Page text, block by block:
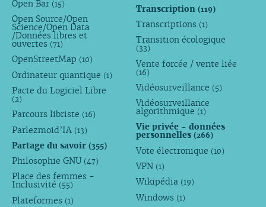
Open Bar (15)
Open Source/Open
Science/Open Data
/Données libres et
ouvertes (71)
OpenStreetMap (10)
Ordinateur quantique (1)
Pacte du Logiciel Libre
(2)
Parcours libriste (16)
Parlezmoid’IA (13)
Partage du savoir (355)
Philosophie GNU (47)
Place des femmes -
Inclusivité (55)
Plateformes (1)
Transcription(119)
Transcriptions (1)
Transition écologique
(33)
Vente forcée / vente liée
(16)
Vidéosurveillance (5)
Vidéosurveillance
algorithmique (1)
Vie privée - données
personnelles(266)
Vote électronique (10)
VPN (1)
Wikipédia (19)
Windows (1)